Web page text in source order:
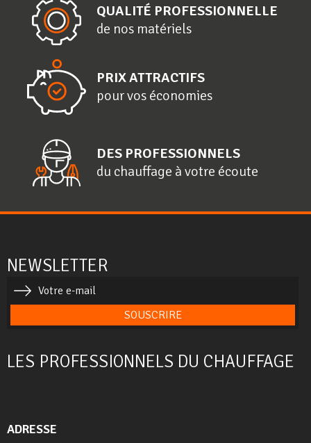
QUALITÉ PROFESSIONNELLE
de nos matériels
PRIX ATTRACTIFS
pour vos économies
DES PROFESSIONNELS
du chauffage à votre écoute
NEWSLETTER
SOUSCRIRE
LES PROFESSIONNELS DU CHAUFFAGE
ADRESSE